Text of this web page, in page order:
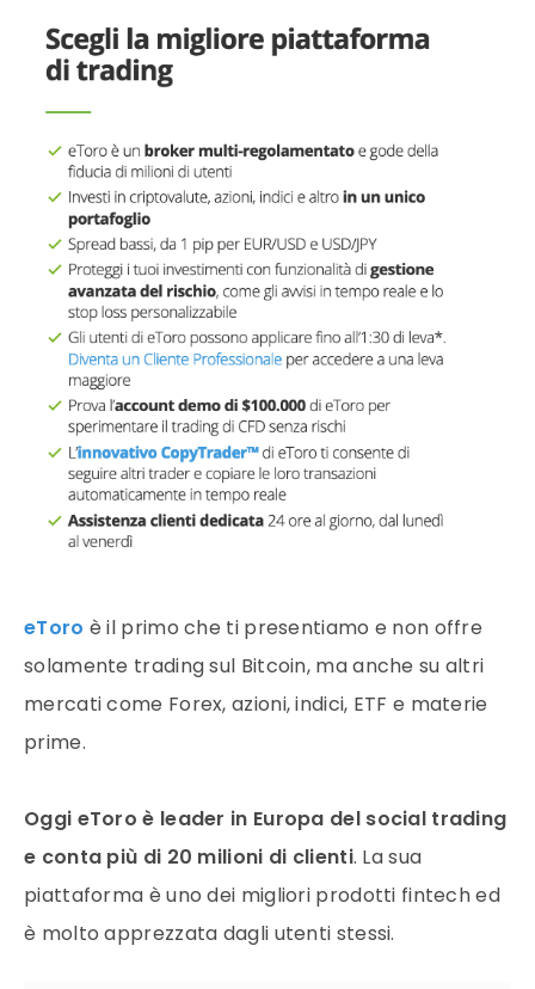
eToro è il primo che ti presentiamo e non offre
solamente trading sul Bitcoin, ma anche su altri
mercati come Forex, azioni, indici, ETF e materie
prime.
Oggi eToro è leader in Europa del social trading
e conta più di 20 milioni di clienti. La sua
piattaforma è uno dei migliori prodotti fintech ed
è molto apprezzata dagli utenti stessi.